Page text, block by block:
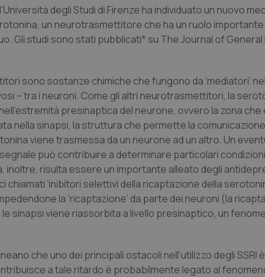
degli Studi di Firenze ha individuato un nuovo
un neurotrasmettitore che ha un ruolo
Gli studi sono stati pubblicati* su The Journal of
sono sostanze chimiche che fungono da ‘mediatori’
– tra i neuroni. Come gli altri neurotrasmettitori, la
presinaptica del neurone, ovvero la zona che
nella sinapsi, la struttura che permette la
viene trasmessa da un neurone ad un altro. Un
può contribuire a determinare particolari
inoltre, risulta essere un importante alleato degli
chiamati ‘inibitori selettivi della ricaptazione della
la ‘ricaptazione’ da parte dei neuroni (la
sinapsi viene riassorbita a livello presinaptico, un
che uno dei principali ostacoli nell’utilizzo degliSSRI
a tale ritardo è probabilmente legato al